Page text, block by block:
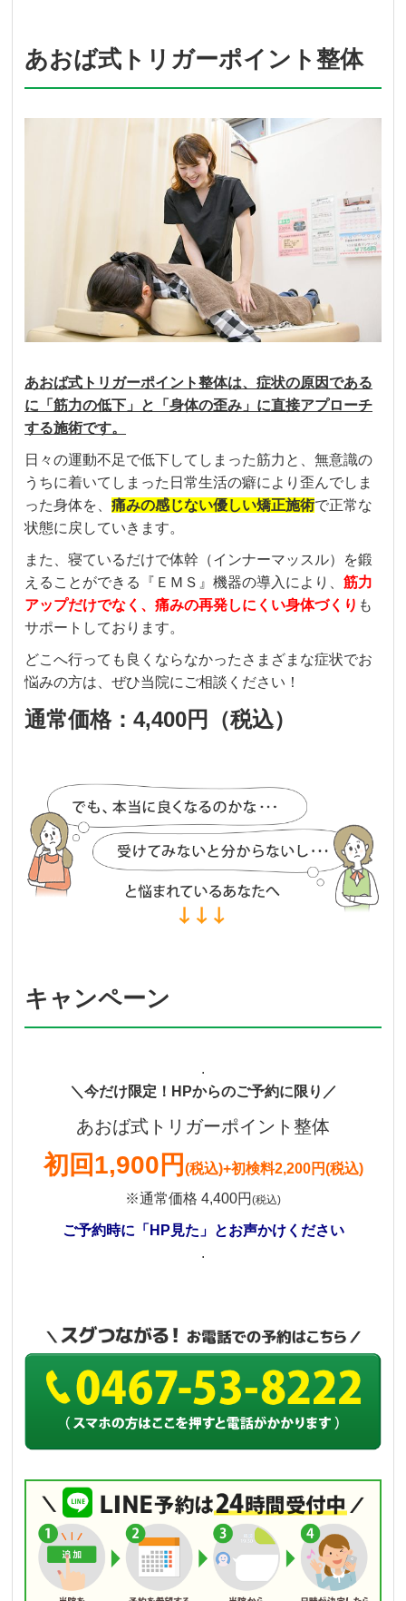
あおば式トリガーポイント整体
あおば式トリガーポイント整体は、症状の原因である
に「筋力の低下」と「身体の歪み」に直接アプローチ
する施術です。
日々の運動不足で低下してしまった筋力と、無意識の
うちに着いてしまった日常生活の癖により歪んでしま
った身体を、痛みの感じない優しい矯正施術で正常な
状態に戻していきます。
また、寝ているだけで体幹（インナーマッスル）を鍛
えることができる『ＥＭＳ』機器の導入により、筋力
アップだけでなく、痛みの再発しにくい身体づくり も
サポートしております。
どこへ行っても良くならなかったさまざまな症状でお
悩みの方は、ぜひ当院にご相談ください！
通常価格：4,400円（税込）
キャンペーン
.
＼今だけ限定！HPからのご予約に限り／
あおば式トリガーポイント整体
初回1,900円 (税込)+初検料2,200円(税込)
※通常価格 4,400円 (税込)
ご予約時に「HP見た」とお声かけください
.